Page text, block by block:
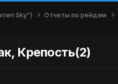
Sky") Отчеты по рейдам
Крепость(2)